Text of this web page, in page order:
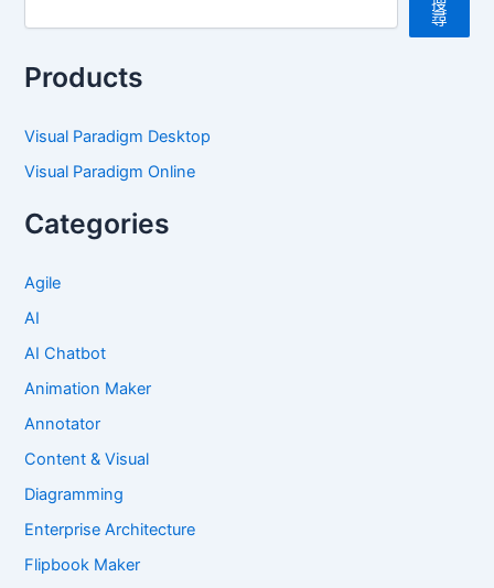
尋
Products
Visual Paradigm Desktop
Visual Paradigm Online
Categories
Agile
AI
AI Chatbot
Animation Maker
Annotator
Content & Visual
Diagramming
Enterprise Architecture
Flipbook Maker